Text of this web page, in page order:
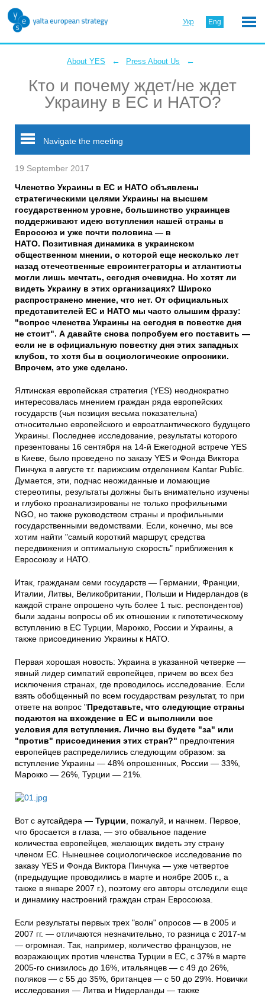
Укр Eng
About YES ← Press About Us ←
Кто и почему ждет/не ждет
Украину в ЕС и НАТО?
Navigate the meeting
19 September 2017
Членство Украины в ЕС и НАТО объявлены
стратегическими целями Украины на высшем
государственном уровне, большинство украинцев
поддерживают идею вступления нашей страны в
Евросоюз и уже почти половина — в
НАТО. Позитивная динамика в украинском
общественном мнении, о которой еще несколько лет
назад отечественные евроинтеграторы и атлантисты
могли лишь мечтать, сегодня очевидна. Но хотят ли
видеть Украину в этих организациях? Широко
распространено мнение, что нет. От официальных
представителей ЕС и НАТО мы часто слышим фразу:
"вопрос членства Украины на сегодня в повестке дня
не стоит". А давайте снова попробуем его поставить —
если не в официальную повестку дня этих западных
клубов, то хотя бы в социологические опросники.
Впрочем, это уже сделано.
Ялтинская европейская стратегия (YES) неоднократно
интересовалась мнением граждан ряда европейских
государств (чья позиция весьма показательна)
относительно европейского и евроатлантического будущего
Украины. Последнее исследование, результаты которого
презентованы 16 сентября на 14-й Ежегодной встрече YES
в Киеве, было проведено по заказу YES и Фонда Виктора
Пинчука в августе т.г. парижским отделением Kantar Public.
Думается, эти, подчас неожиданные и ломающие
стереотипы, результаты должны быть внимательно изучены
и глубоко проанализированы не только профильными
NGO, но также руководством страны и профильными
государственными ведомствами. Если, конечно, мы все
хотим найти "самый короткий маршрут, средства
передвижения и оптимальную скорость" приближения к
Евросоюзу и НАТО.
Итак, гражданам семи государств — Германии, Франции,
Италии, Литвы, Великобритании, Польши и Нидерландов (в
каждой стране опрошено чуть более 1 тыс. респондентов)
были заданы вопросы об их отношении к гипотетическому
вступлению в ЕС Турции, Марокко, России и Украины, а
также присоединению Украины к НАТО.
Первая хорошая новость: Украина в указанной четверке —
явный лидер симпатий европейцев, причем во всех без
исключения странах, где проводилось исследование. Если
взять обобщенный по всем государствам результат, то при
ответе на вопрос "Представьте, что следующие страны
подаются на вхождение в ЕС и выполнили все
условия для вступления. Лично вы будете "за" или
"против" присоединения этих стран?" предпочтения
европейцев распределились следующим образом: за
вступление Украины — 48% опрошенных, России — 33%,
Марокко — 26%, Турции — 21%.
Вот с аутсайдера — Турции , пожалуй, и начнем. Первое,
что бросается в глаза, — это обвальное падение
количества европейцев, желающих видеть эту страну
членом ЕС. Нынешнее социологическое исследование по
заказу YES и Фонда Виктора Пинчука — уже четвертое
(предыдущие проводились в марте и ноябре 2005 г., а
также в январе 2007 г.), поэтому его авторы отследили еще
и динамику настроений граждан стран Евросоюза.
Если результаты первых трех "волн" опросов — в 2005 и
2007 гг. — отличаются незначительно, то разница с 2017-м
— огромная. Так, например, количество французов, не
возражающих против членства Турции в ЕС, с 37% в марте
2005-го снизилось до 16%, итальянцев — с 49 до 26%,
поляков — с 55 до 35%, британцев — с 50 до 29%. Новички
исследования — Литва и Нидерланды — также